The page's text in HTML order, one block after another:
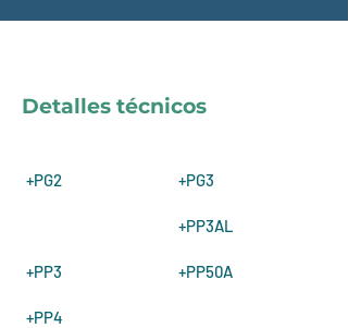
Detalles técnicos
+PG2 +PG3
+PP3
+PP3AL
+PP4
+PP50A